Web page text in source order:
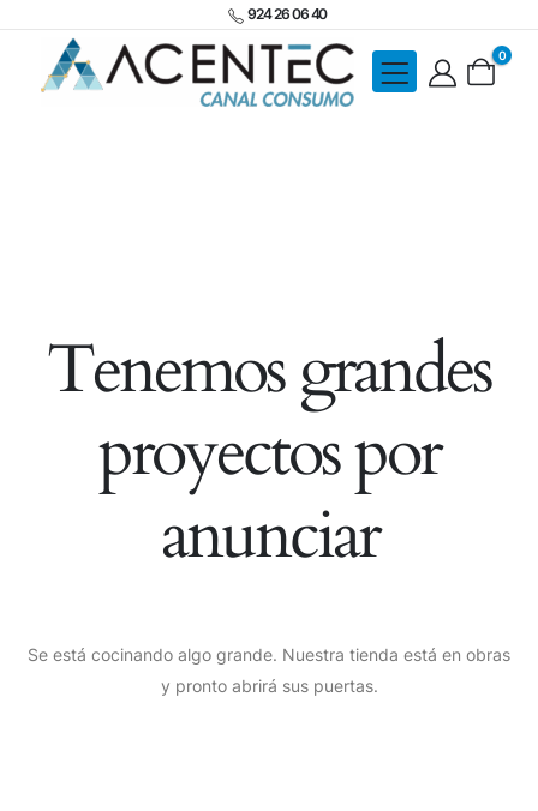
924 26 06 40
0
Tenemos grandes
proyectos por
anunciar
Se está cocinando algo grande. Nuestra tienda está en obras
y pronto abrirá sus puertas.